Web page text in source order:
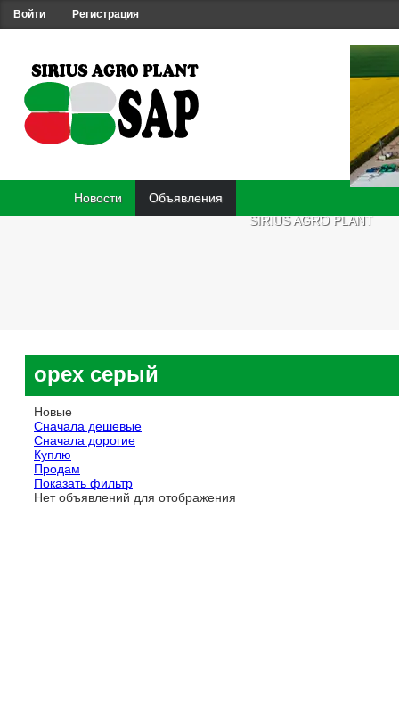
Войти Регистрация
Новости
Объявления
SIRIUS AGRO PLANT
орех серый
Новые
Сначала дешевые
Сначала дорогие
Куплю
Продам
Показать фильтр
Нет объявлений для отображения